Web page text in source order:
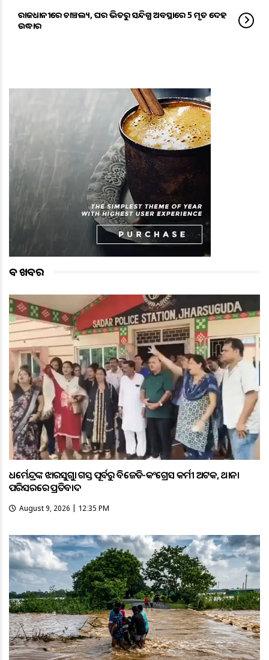
ରାଜଧାନୀରେ ଚାଞ୍ଚଲ୍ୟ, ଘର ଭିତରୁ ସନ୍ଦିଗ୍ଧ ଅବସ୍ଥାରେ 5 ମୃତ ଦେହ
ଉଦ୍ଧାର
ବଡ ଖବର
ଧର୍ମେନ୍ଦ୍ରଙ୍କ ଝାରସୁଗୁଡ଼ା ଗସ୍ତ ପୂର୍ବରୁ ବିଜେଡି-କଂଗ୍ରେସ କର୍ମୀ ଅଟକ, ଥାନା
ପରିସରରେ ପ୍ରତିବାଦ
August 9, 2026 | 12:35 PM